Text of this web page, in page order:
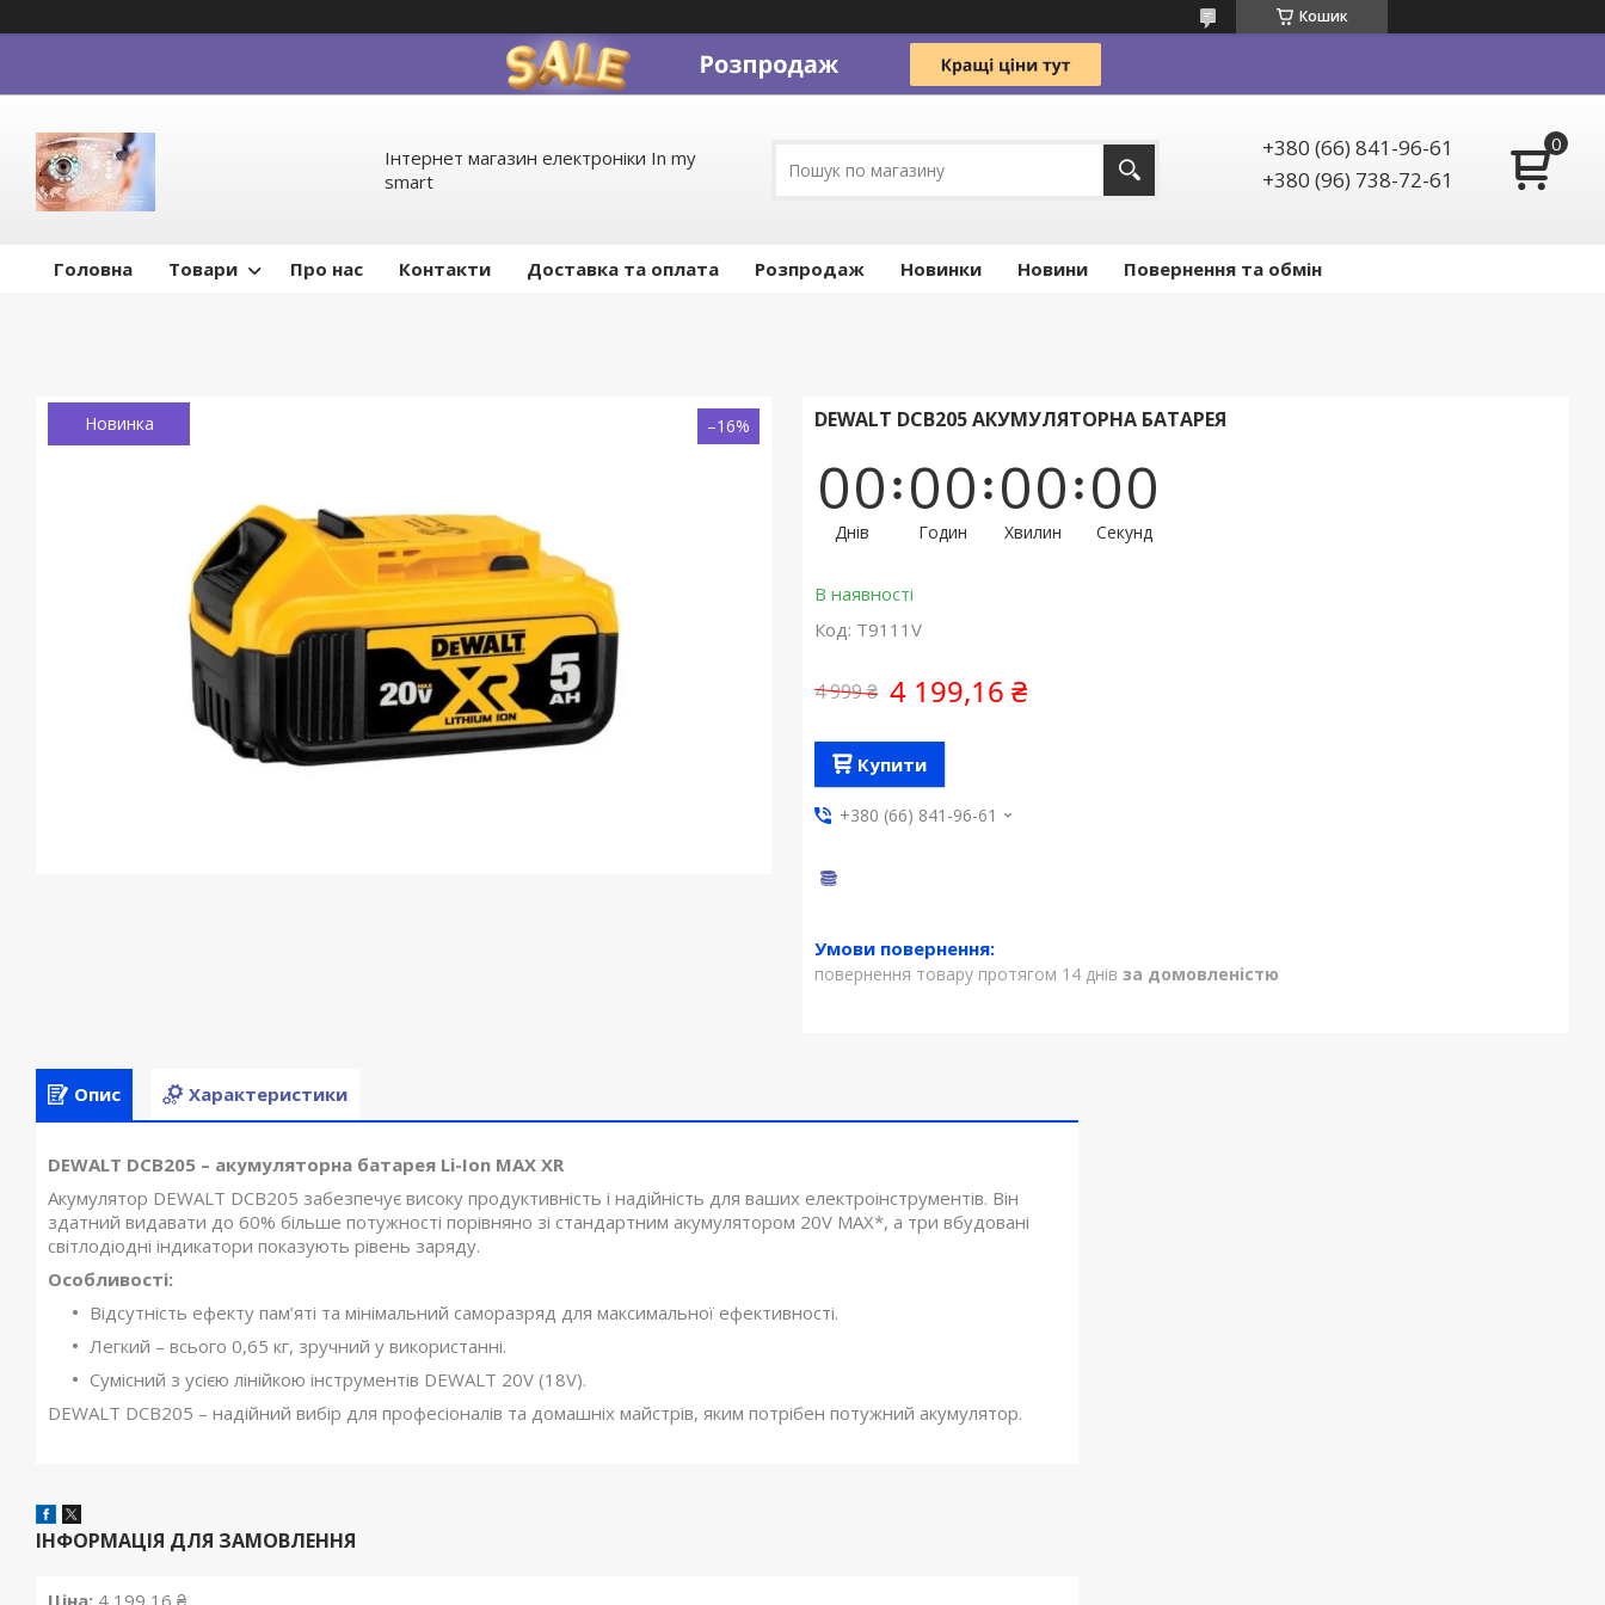
Кошик
Інтернет магазин електроніки In my
smart
+380 (66) 841-96-61
+380 (96) 738-72-61
Головна Товари Про нас Контакти Доставка та оплата Pозпродаж Новинки Новини Повернення та обмін
Новинка –16% DEWALT DCB205 АКУМУЛЯТОРНА БАТАРЕЯ
00
Днів
00
Годин
00
Хвилин
00
Секунд
В наявності
Код: T9111V
4 999 ₴ 4 199,16 ₴
Купити
+380 (66) 841-96-61
повернення товару протягом 14 днів за домовленістю
Опис Характеристики
DEWALT DCB205 – акумуляторна батарея Li-Ion MAX XR
Акумулятор DEWALT DCB205 забезпечує високу продуктивність і надійність для ваших електроінструментів. Він
здатний видавати до 60% більше потужності порівняно зі стандартним акумулятором 20V MAX*, а три вбудовані
світлодіодні індикатори показують рівень заряду.
Особливості:
Відсутність ефекту пам’яті та мінімальний саморазряд для максимальної ефективності.
Легкий – всього 0,65 кг, зручний у використанні.
Сумісний з усією лінійкою інструментів DEWALT 20V (18V).
DEWALT DCB205 – надійний вибір для професіоналів та домашніх майстрів, яким потрібен потужний акумулятор.
ІНФОРМАЦІЯ ДЛЯ ЗАМОВЛЕННЯ
Ціна: 4 199,16 ₴